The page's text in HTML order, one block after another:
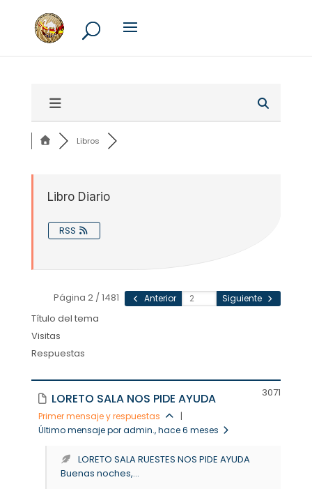
Libros
Libro Diario
RSS
Página 2 / 1481 Anterior Siguiente
Título del tema
Visitas
Respuestas
LORETO SALA NOS PIDE AYUDA
Primer mensaje y respuestas
|
Último mensaje por admin., hace 6 meses
3071
LORETO SALA RUESTES NOS PIDE AYUDA
Buenas noches,...